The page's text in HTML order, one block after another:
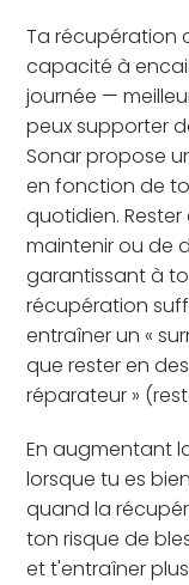
Ta récupération
capacité à
journée —
peux supporter
Sonar propose
en fonction de
quotidien.
maintenir ou de
garantissant à
récupération
entraîner un «
que rester en
réparateur »
En augmentant
lorsque tu es
quand la
ton risque de
et t'entraîner